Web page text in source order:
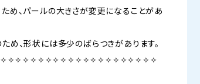
め、パールの大きさが変更になることがあ
め、形状には多少のばらつきがあります。